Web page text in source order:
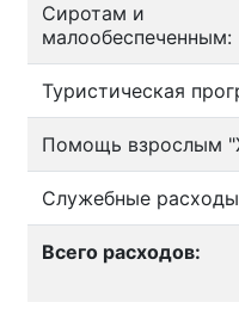
Сиротам и
малообеспеченным:
Туристическая
Помощь взрослым
Служебные
Всего расходов: